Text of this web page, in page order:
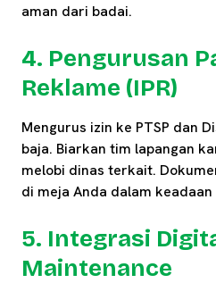
aman dari badai.
4. Pengurusan
Reklame (IPR)
Mengurus izin ke PTSP dan
baja. Biarkan tim lapangan
melobi dinas terkait.
di meja Anda dalam keadaan
5. Integrasi
Maintenance